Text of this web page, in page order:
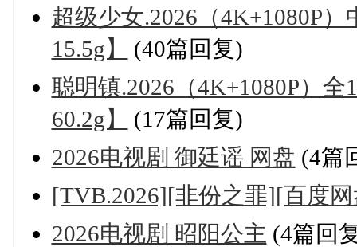
超级少女.2026（4K+1080P
15.5g】
(40篇回复)
聪明镇.2026（4K+1080P）
60.2g】
(17篇回复)
2026电视剧 御廷谣 网盘 (4篇
[TVB.2026][非份之罪][百度
2026电视剧 昭阳公主 (4篇回